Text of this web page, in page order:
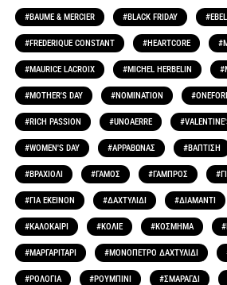
BAUME & MERCIER BLACK FRIDAY EBEL
FREDERIQUE CONSTANT HEARTCORE
MAURICE LACROIX MICHEL HERBELIN
MOTHER'S DAY NOMINATION
RICH PASSION UNOAERRE
WOMEN'S DAY ΑΡΡΑΒΩΝΑΣ ΒΑΠΤΙΣΗ
ΒΡΑΧΙΟΛΙ ΓΑΜΟΣ ΓΑΜΠΡΟΣ
ΓΙΑ ΕΚΕΙΝΟΝ ΔΑΧΤΥΛΙΔΙ ΔΙΑΜΑΝΤΙ
ΚΑΛΟΚΑΙΡΙ ΚΟΛΙΕ ΚΟΣΜΗΜΑ
ΜΑΡΓΑΡΙΤΑΡΙ ΜΟΝΟΠΕΤΡΟ ΔΑΧΤΥΛΙΔΙ
ΡΟΛΟΓΙΑ ΡΟΥΜΠΙΝΙ ΣΜΑΡΑΓΔΙ